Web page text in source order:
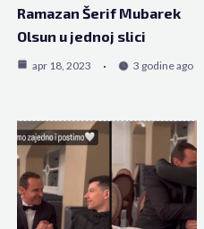
Ramazan Šerif Mubarek
Olsun u jednoj slici
apr 18, 2023 3 godine ago